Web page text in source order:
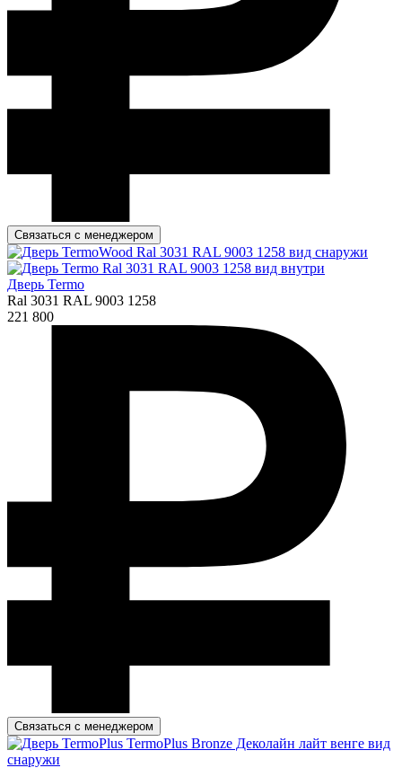
Связаться с менеджером
Дверь Termo
Ral 3031 RAL 9003 1258
221 800
Связаться с менеджером